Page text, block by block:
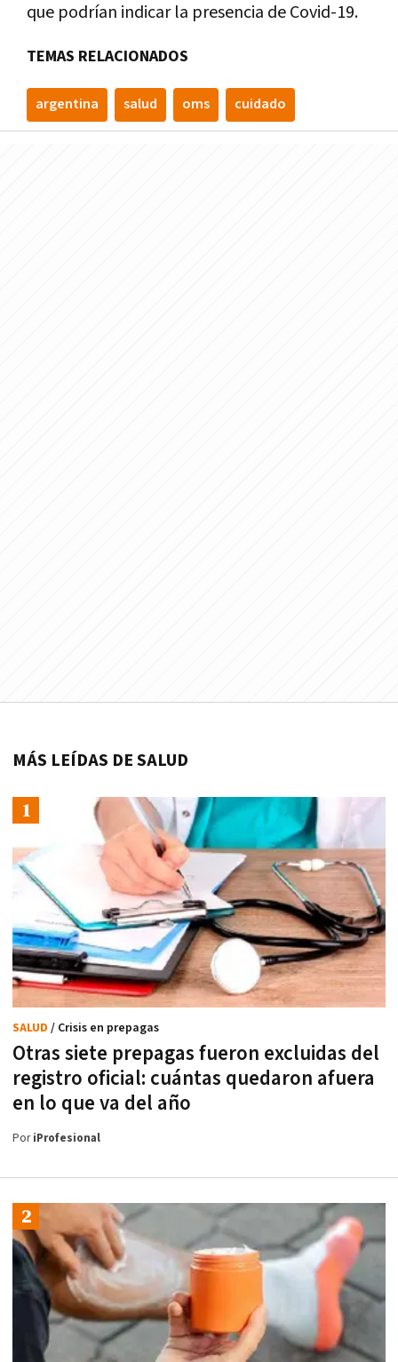
que podrían indicar la presencia de Covid-19.
TEMAS RELACIONADOS
argentina salud oms cuidado
MÁS LEÍDAS DE SALUD
Otras siete prepagas fueron excluidas del
registro oficial: cuántas quedaron afuera
en lo que va del año
SALUD / Crisis en prepagas
PoriProfesional